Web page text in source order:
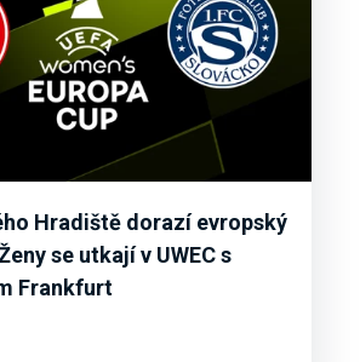
Hradiště dorazí evropský
se utkají v UWEC s
Frankfurt